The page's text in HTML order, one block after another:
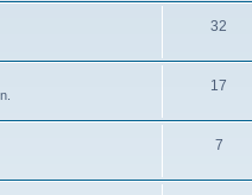
32
17
7